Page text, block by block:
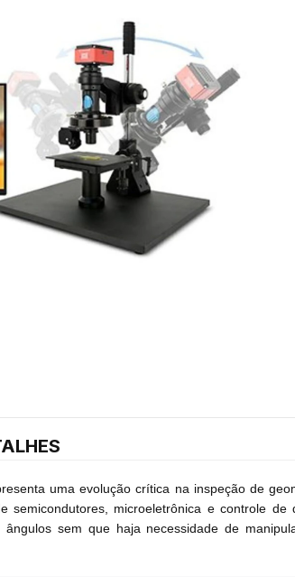
uma evolução crítica na inspeção de
semicondutores, microeletrônica e controle
sem que haja necessidade de